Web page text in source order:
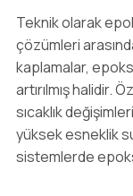
Teknik olarak
çözümleri
kaplamalar,
artırılmış halidir.
sıcaklık
yüksek esneklik
sistemlerde